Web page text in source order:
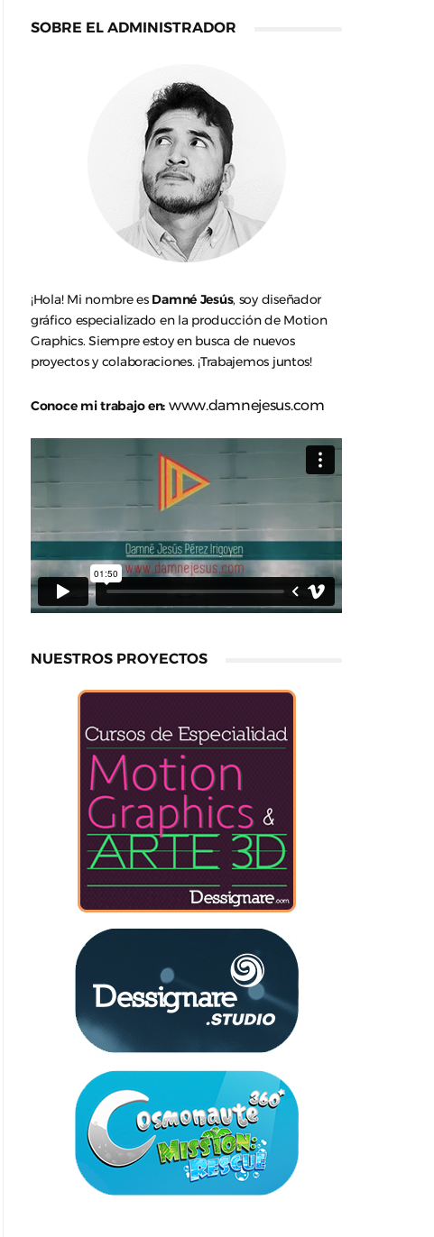
SOBRE EL ADMINISTRADOR
¡Hola! Mi nombre es Damné Jesús, soy diseñador
gráfico especializado en la producción de Motion
Graphics. Siempre estoy en busca de nuevos
proyectos y colaboraciones. ¡Trabajemos juntos!
Conoce mi trabajo en: www.damnejesus.com
NUESTROS PROYECTOS